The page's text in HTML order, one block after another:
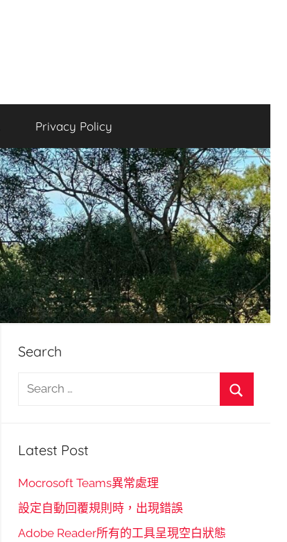
Privacy Policy
Search
h
f
Latest Post
Mocrosoft Teams異常處理
設定自動回覆規則時，出現錯誤
Adobe Reader所有的工具呈現空白狀態